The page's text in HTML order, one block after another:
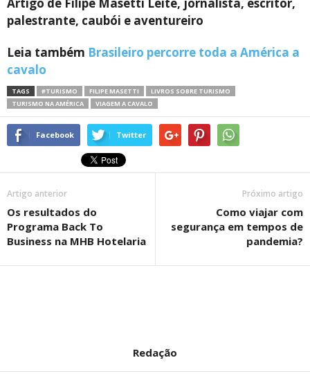
Artigo de Filipe Masetti Leite, jornalista, escritor,
palestrante, caubói e aventureiro
Leia também Brasileiro percorre toda a América a
cavalo
TAGS #TURISMO FILIPE MASETTI
LIVROS SOBRE TURISMO
TURISMO NA AMÉRICA
VIAGEM A CAVALO
Facebook Twitter
Artigo anterior
Os resultados do
Programa Back To
Business na MHB Hotelaria
Próximo artigo
Como viajar com
segurança em tempos de
pandemia?
Redação